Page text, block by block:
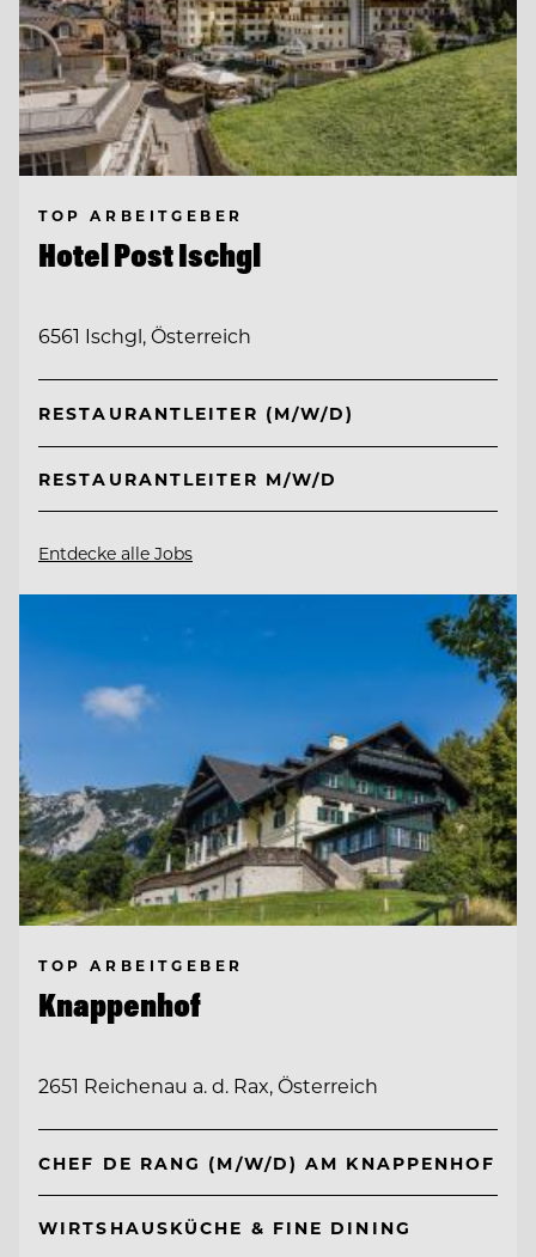
TOP ARBEITGEBER
Hotel Post Ischgl
6561 Ischgl, Österreich
RESTAURANTLEITER (M/W/D)
RESTAURANTLEITER M/W/D
Entdecke alle Jobs
TOP ARBEITGEBER
Knappenhof
2651 Reichenau a. d. Rax, Österreich
CHEF DE RANG (M/W/D) AM KNAPPENHOF
WIRTSHAUSKÜCHE & FINE DINING